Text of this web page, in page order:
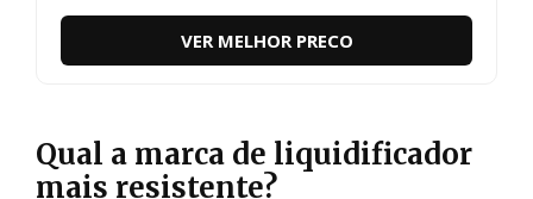
VER MELHOR PRECO
Qual a marca de liquidificador
mais resistente?